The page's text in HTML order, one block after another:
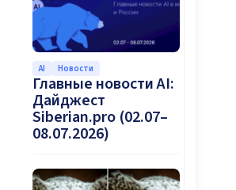
AI Новости
Главные новости AI:
Дайджест
Siberian.pro (02.07–
08.07.2026)